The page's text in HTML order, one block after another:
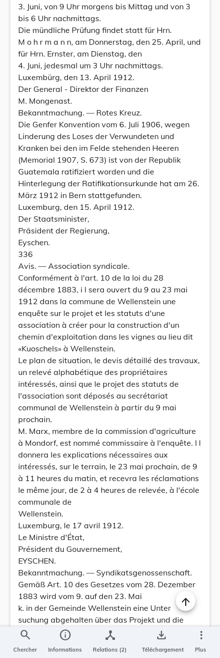
3. Juni, von 9 Uhr morgens bis Mittag und von 3
bis 6 Uhr nachmittags.
Die mündliche Prüfung findet statt für Hrn.
M o h r m a n n, am Donnerstag, den 25. April, und
für Hrn. Ernster, am Dienstag, den
4. Juni, jedesmal um 3 Uhr nachmittags.
Luxembürg, den 13. April 1912.
Der General - Direktor der Finanzen
M. Mongenast.
Bekanntmachung. — Rotes Kreuz.
Die Genfer Konvention vom 6. Juli 1906, wegen
Linderung des Loses der Verwundeten und
Kranken bei den im Felde stehenden Heeren
(Memorial 1907, S. 673) ist von der Republik
Guatemala ratifiziert worden und die
Hinterlegung der Ratifikationsurkunde hat am 26.
März 1912 in Bern stattgefunden.
Luxemburg, den 15. April 1912.
Der Staatsminister,
Präsident der Regierung,
Eyschen.
336
Avis. — Association syndicale.
Conformément à l'art. 10 de la loi du 28
décembre 1883, i l sera ouvert du 9 au 23 mai
1912 dans la commune de Wellenstein une
enquête sur le projet et les statuts d'une
association à créer pour la construction d'un
chemin d'exploitation dans les vignes au lieu dit
«Kuoschels» à Wellenstein.
Le plan de situation, le devis détaillé des travaux,
un relevé alphabétique des propriétaires
intéressés, ainsi que le projet des statuts de
l'association sont déposés au secrétariat
communal de Wellenstein à partir du 9 mai
prochain.
M. Marx, membre de la commission d'agriculture
à Mondorf, est nommé commissaire à l'enquête. I l
donnera les explications nécessaires aux
intéressés, sur le terrain, le 23 mai prochain, de 9
à 11 heures du matin, et recevra les réclamations
le même jour, de 2 à 4 heures de relevée, à l'école
communale de
Wellenstein.
Luxemburg, le 17 avril 1912.
Le Ministre d'État,
Président du Gouvernement,
EYSCHEN.
Bekanntmachung. — Syndikatsgenossenschaft.
Gemäß Art. 10 des Gesetzes vom 28. Dezember
1883 wird vom 9. auf den 23. Mai
k. in der Gemeinde Wellenstein eine Unter
suchung abgehalten über das Projekt und die
Statuten einer zu bildenden Genossenschaft fur
Anlage eines Exploitationsweges in den
Weinbergen, Ort genannt "Kuoschels" zu
search
Chercher
info
Informations
device_hub
Relations (2)
save_alt
Téléchargement
more_vert
Plus